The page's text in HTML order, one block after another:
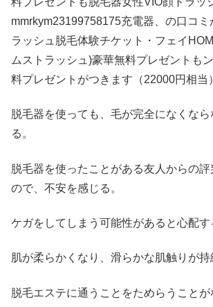
mmrkym23199758175充電器、の口コミ
ラッシュ脱毛体験チケット・フェイ
ムストラッシュ)豪華無料プレゼントも
料プレゼントがつきます（22000円相当
脱毛器を使っても、毛が完全になくな
る。
脱毛器を使ったことがある友人からの
ので、不安を感じる。
ケガをしてしまう可能性があると心配す
肌が柔らかくなり、滑らかな肌触りが持
脱毛エステに通うことをためらうことが